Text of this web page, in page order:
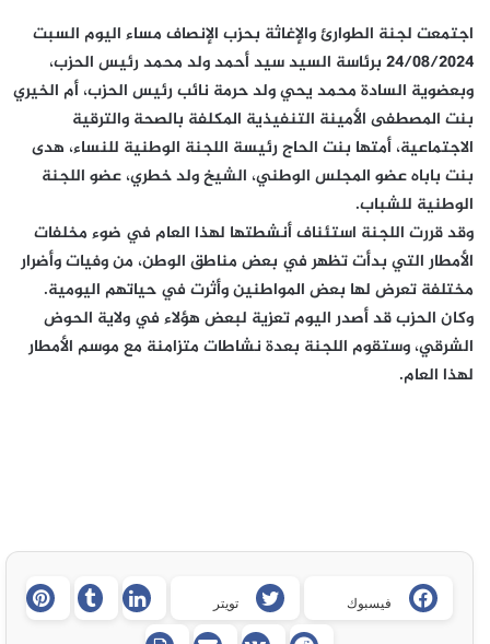
اجتمعت لجنة الطوارئ والإغاثة بحزب الإنصاف مساء اليوم السبت
24/08/2024 برئاسة السيد سيد أحمد ولد محمد رئيس الحزب،
وبعضوية السادة محمد يحي ولد حرمة نائب رئيس الحزب، أم الخيري
بنت المصطفى الأمينة التنفيذية المكلفة بالصحة والترقية
الاجتماعية، أمتها بنت الحاج رئيسة اللجنة الوطنية للنساء، هدى
بنت باباه عضو المجلس الوطني، الشيخ ولد خطري، عضو اللجنة
الوطنية للشباب.
وقد قررت اللجنة استئناف أنشطتها لهذا العام في ضوء مخلفات
الأمطار التي بدأت تظهر في بعض مناطق الوطن، من وفيات وأضرار
مختلفة تعرض لها بعض المواطنين وأثرت في حياتهم اليومية.
وكان الحزب قد أصدر اليوم تعزية لبعض هؤلاء في ولاية الحوض
الشرقي، وستقوم اللجنة بعدة نشاطات متزامنة مع موسم الأمطار
لهذا العام.
فيسبوك تويتر